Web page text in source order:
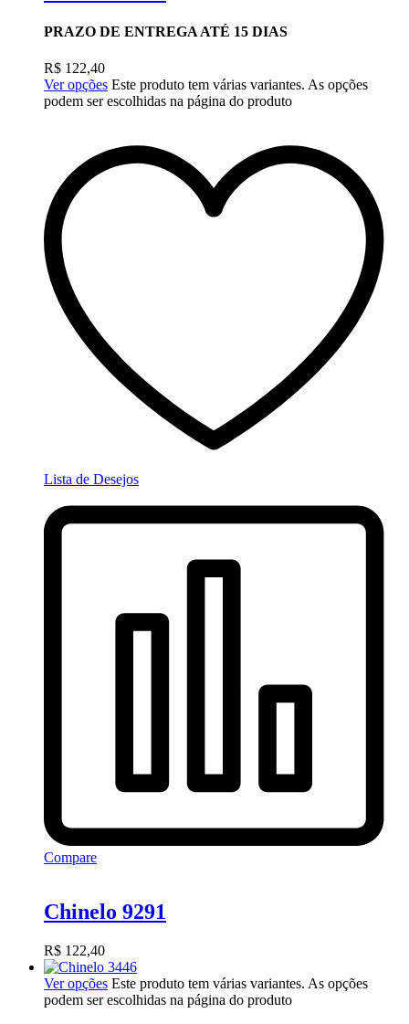
PRAZO DE ENTREGA ATÉ 15 DIAS
R$ 122,40
Ver opções Este produto tem várias variantes. As opções
podem ser escolhidas na página do produto
Lista de Desejos
Compare
Chinelo 9291
R$ 122,40
Ver opções Este produto tem várias variantes. As opções
podem ser escolhidas na página do produto